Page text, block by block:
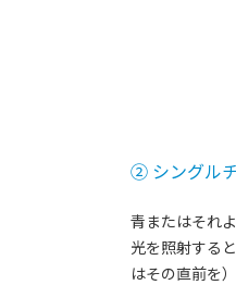
② シングル
青またはそれ
光を照射する
はその直前を